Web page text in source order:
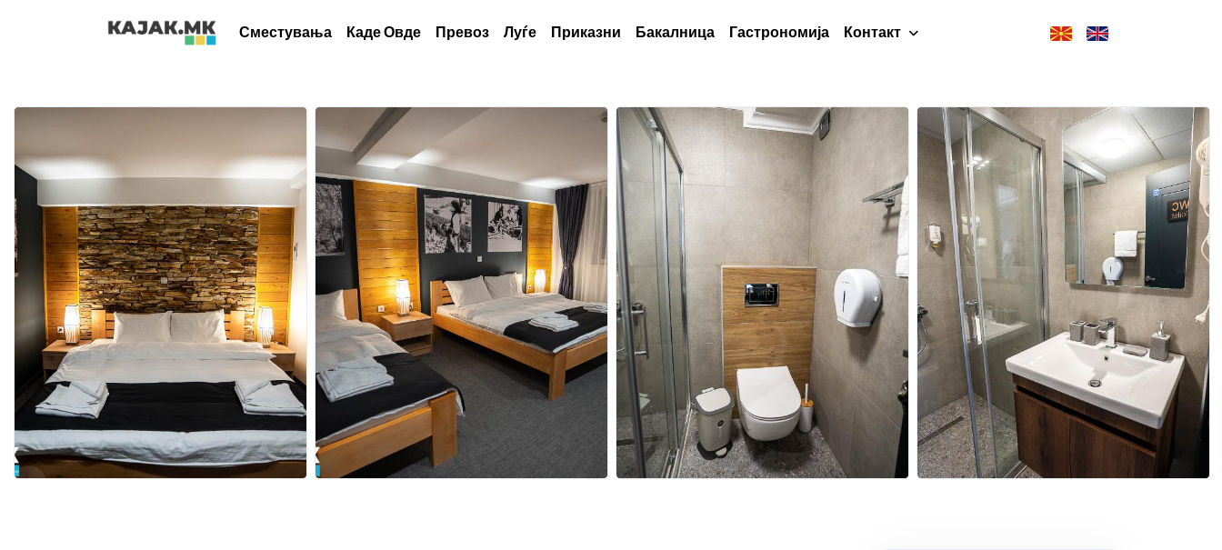
Сместувања Каде Овде Превоз Луѓе Приказни Бакалница Гастрономија Контакт